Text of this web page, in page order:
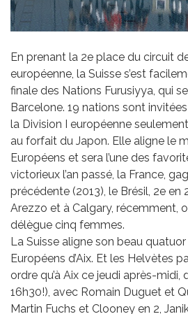
En prenant la 2e place du circuit
européenne, la Suisse s’est
finale des Nations Furusiyya, qui
Barcelone. 19 nations sont
la Division I européenne
au forfait du Japon. Elle aligne le
Européens et sera l’une des
victorieux l’an passé, la France,
précédente (2013), le Brésil, 2e en
Arezzo et à Calgary, récemment,
délègue cinq femmes.
La Suisse aligne son beau
Européens d’Aix. Et les Helvètes
ordre qu’à Aix ce jeudi après-midi,
16h30!), avec Romain Duguet et
Martin Fuchs et Clooney en 2,